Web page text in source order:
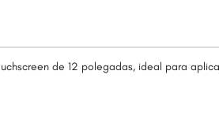
de 12 polegadas, ideal para